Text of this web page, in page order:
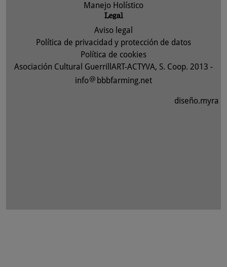
Manejo Holístico
Legal
Aviso legal
Política de privacidad y protección de datos
Política de cookies
Asociación Cultural GuerrillART-ACTYVA, S. Coop. 2013 -
info
bbbfarming.net
diseño.myra